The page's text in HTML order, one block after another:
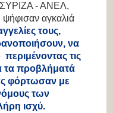
ΣΥΡΙΖΑ - ΑΝΕΛ,
ψήφισαν αγκαλιά
τους,
να
τις
τα προβλήματά
φόρτωσαν με
των
ισχύ.